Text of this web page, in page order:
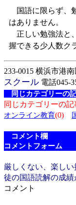
国語に限らず、
はありません。
正しい勉強法と
握できる少人数ク
233-0015 横浜市港
スクール 電話045-
同じカテゴリーの
同じカテゴリーの記
オンライン教育(0)
コメント欄
コメントフォーム
厳しくない、楽し
徒の国語読解の成績
コメント